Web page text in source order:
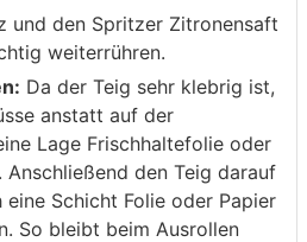
und den Spritzer Zitronensaft
weiterrühren.
Da der Teig sehr klebrig ist,
anstatt auf der
Lage Frischhaltefolie oder
Anschließend den Teig darauf
Schicht Folie oder Papier
So bleibt beim Ausrollen